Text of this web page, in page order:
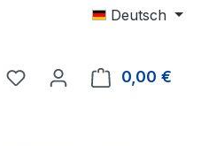
Deutsch
0,00 €